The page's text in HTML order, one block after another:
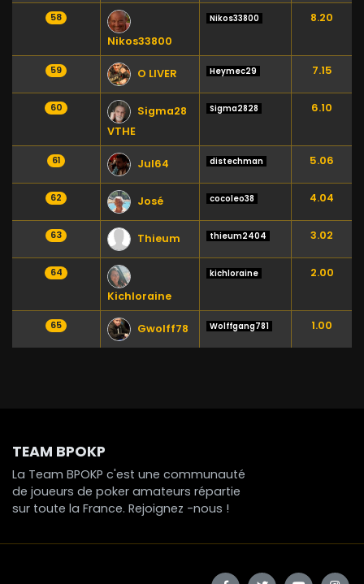
58
Nikos33800
Nikos33800 8.20
59 O LIVER Heymec29 7.15
60
Sigma28
VTHE
Sigma2828 6.10
61 Jul64 distechman 5.06
62 José cocoleo38 4.04
63 Thieum thieum2404 3.02
64
Kichloraine
kichloraine 2.00
65 Gwolff78 Wolffgang781 1.00
TEAM BPOKP
La Team BPOKP c'est une communauté
de joueurs de poker amateurs répartie
sur toute la France. Rejoignez -nous !